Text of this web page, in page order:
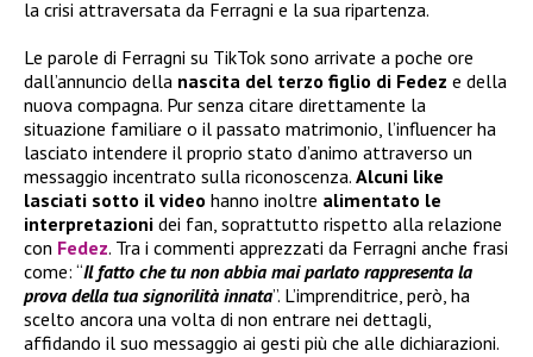
la crisi attraversata da Ferragni e la sua ripartenza.
Le parole di Ferragni su TikTok sono arrivate a poche ore
dall’annuncio della nascita del terzo figlio di Fedez e della
nuova compagna. Pur senza citare direttamente la
situazione familiare o il passato matrimonio, l’influencer ha
lasciato intendere il proprio stato d’animo attraverso un
messaggio incentrato sulla riconoscenza. Alcuni like
lasciati sotto il video hanno inoltre alimentato le
interpretazioni dei fan, soprattutto rispetto alla relazione
con Fedez. Tra i commenti apprezzati da Ferragni anche frasi
come: “Il fatto che tu non abbia mai parlato rappresenta la
prova della tua signorilità innata”. L’imprenditrice, però, ha
scelto ancora una volta di non entrare nei dettagli,
affidando il suo messaggio ai gesti più che alle dichiarazioni.